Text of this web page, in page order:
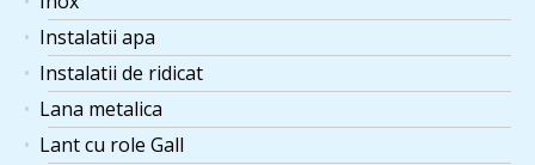
Instalatii apa
Instalatii de ridicat
Lana metalica
Lant cu role Gall